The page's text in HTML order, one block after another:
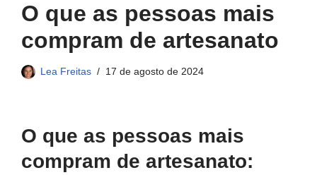
O que as pessoas mais
compram de artesanato
Lea Freitas 17 de agosto de 2024
O que as pessoas mais
compram de artesanato: